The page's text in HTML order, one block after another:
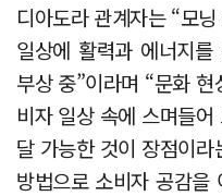
디아도라 관계자는 “모
일상에 활력과 에너지
부상 중”이라며 “문화
비자 일상 속에 스며들
달 가능한 것이 장점이
방법으로 소비자 공감을